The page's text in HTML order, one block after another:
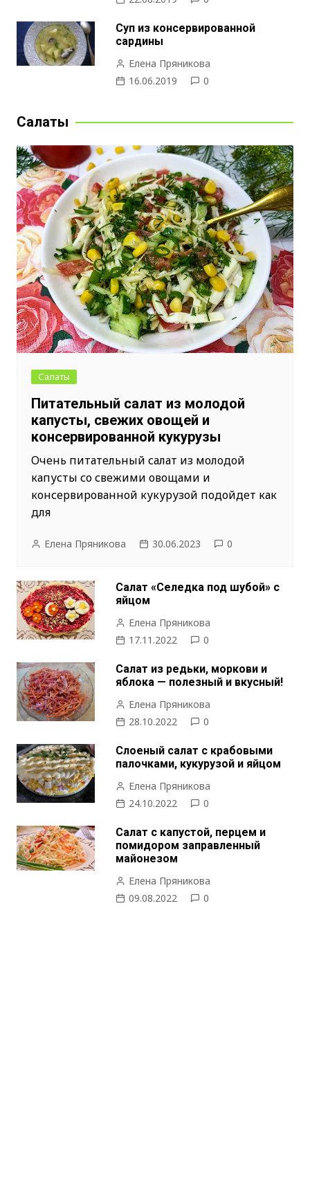
Суп из консервированной
сардины
Елена Пряникова
16.06.2019
0
Салаты
Салаты
Питательный салат из молодой
капусты, свежих овощей и
консервированной кукурузы
Очень питательный салат из молодой
капусты со свежими овощами и
консервированной кукурузой подойдет как
для
Елена Пряникова 30.06.2023 0
Салат «Селедка под шубой» с
яйцом
Елена Пряникова
17.11.2022
0
Салат из редьки, моркови и
яблока — полезный и вкусный!
Елена Пряникова
28.10.2022
0
Слоеный салат с крабовыми
палочками, кукурузой и яйцом
Елена Пряникова
24.10.2022
0
Салат с капустой, перцем и
помидором заправленный
майонезом
Елена Пряникова
09.08.2022
0